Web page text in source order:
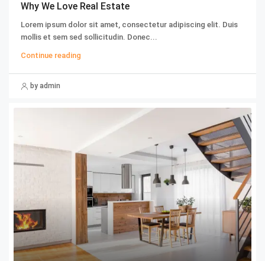
Why We Love Real Estate
Lorem ipsum dolor sit amet, consectetur adipiscing elit. Duis
mollis et sem sed sollicitudin. Donec...
Continue reading
by admin